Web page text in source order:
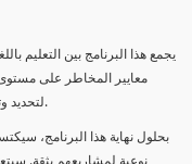
يجمع هذا البرنامج بين التعليم
معايير المخاطر على
لتحديد وتصنيف وإدارة المخاطر على مدار دورة حياة المشروع.
بحلول نهاية هذا البرنامج،
نوعية لمشاريعهم بثقة.